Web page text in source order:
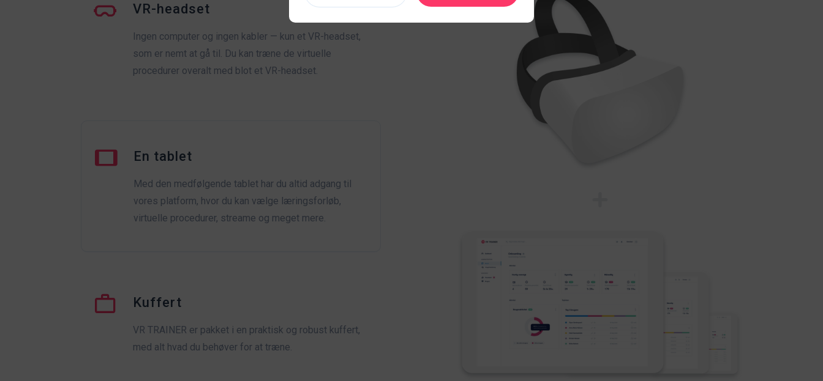
VR-headset
Ingen computer og ingen kabler — kun et VR-headset,
som er nemt at gå til. Du kan træne de virtuelle
procedurer overalt med blot et VR-headset.
En tablet
Med den medfølgende tablet har du altid adgang til
vores platform, hvor du kan vælge læringsforløb,
virtuelle procedurer, streame og meget mere.
Kuffert
VR TRAINER er pakket i en praktisk og robust kuffert,
med alt hvad du behøver for at træne.